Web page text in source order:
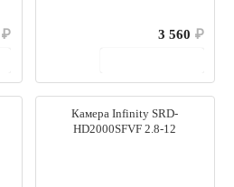
₽
3 560 ₽
Камера Infinity SRD-
HD2000SFVF 2.8-12